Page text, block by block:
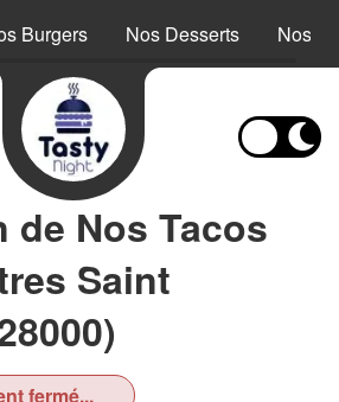
Burgers Nos Desserts Nos
de Nos Tacos
Saint
fermé...